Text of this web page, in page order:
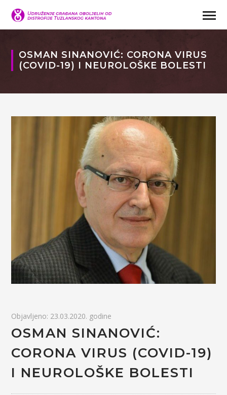
OSMAN SINANOVIĆ: CORONA VIRUS
(COVID-19) I NEUROLOŠKE BOLESTI
Objavljeno: 23.03.2020. godine
OSMAN SINANOVIĆ:
CORONA VIRUS (COVID-19)
I NEUROLOŠKE BOLESTI